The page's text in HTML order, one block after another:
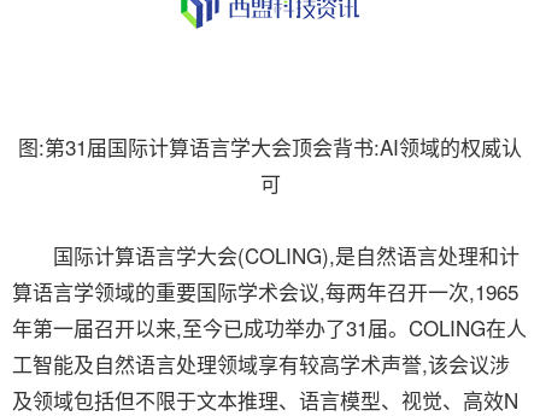
图:第31届国际计算语言学大会顶会背书:AI领域的权威认
可
国际计算语言学大会(COLING),是自然语言处理和计
算语言学领域的重要国际学术会议,每两年召开一次,1965
年第一届召开以来,至今已成功举办了31届。COLING在人
工智能及自然语言处理领域享有较高学术声誉,该会议涉
及领域包括但不限于文本推理、语言模型、视觉、高效N